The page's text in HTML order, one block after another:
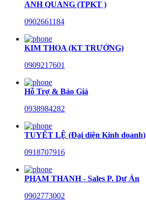
ANH QUANG (TPKT )
0902661184
KIM THOA (KT TRƯỞNG)
0909217601
Hỗ Trợ & Báo Giá
0938984282
TUYẾT LỆ (Đại diện Kinh doanh)
0918707916
PHẠM THANH - Sales P. Dự Án
0902773002